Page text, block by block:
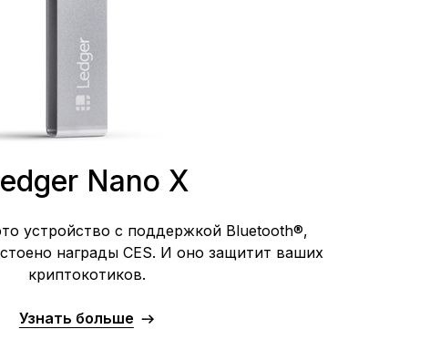
Nano X
устройство с поддержкой Bluetooth®,
награды CES. И оно защитит ваших
криптокотиков.
Узнать больше